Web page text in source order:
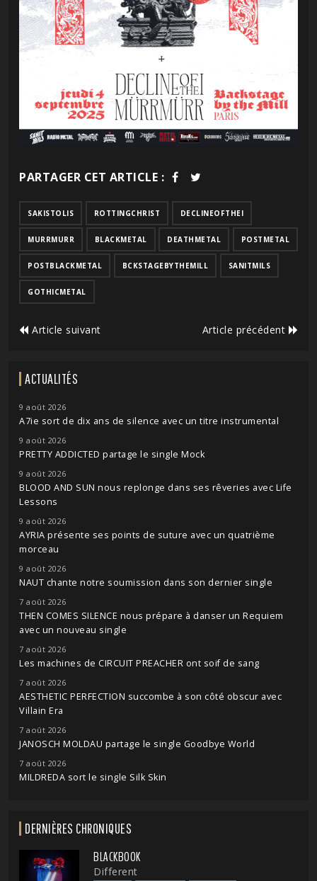
PARTAGER CET ARTICLE :
SAKISTOLIS ROTTINGCHRIST DECLINEOFTHEI
MURRMURR BLACKMETAL DEATHMETAL POSTMETAL
POSTBLACKMETAL BCKSTAGEBYTHEMILL SANITMILS
GOTHICMETAL
Article suivant Article précédent
ACTUALITÉS
9 août 2026
A7ie sort de dix ans de silence avec un titre instrumental
9 août 2026
PRETTY ADDICTED partage le single Mock
9 août 2026
BLOOD AND SUN nous replonge dans ses rêveries avec Life
Lessons
9 août 2026
AYRIA présente ses points de suture avec un quatrième
morceau
9 août 2026
NAUT chante notre soumission dans son dernier single
7 août 2026
THEN COMES SILENCE nous prépare à danser un Requiem
avec un nouveau single
7 août 2026
Les machines de CIRCUIT PREACHER ont soif de sang
7 août 2026
AESTHETIC PERFECTION succombe à son côté obscur avec
Villain Era
7 août 2026
JANOSCH MOLDAU partage le single Goodbye World
7 août 2026
MILDREDA sort le single Silk Skin
DERNIÈRES CHRONIQUES
BLACKBOOK
Different